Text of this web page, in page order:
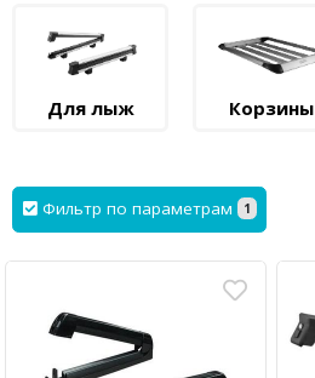
Для лыж Корзины
Фильтр по параметрам 1